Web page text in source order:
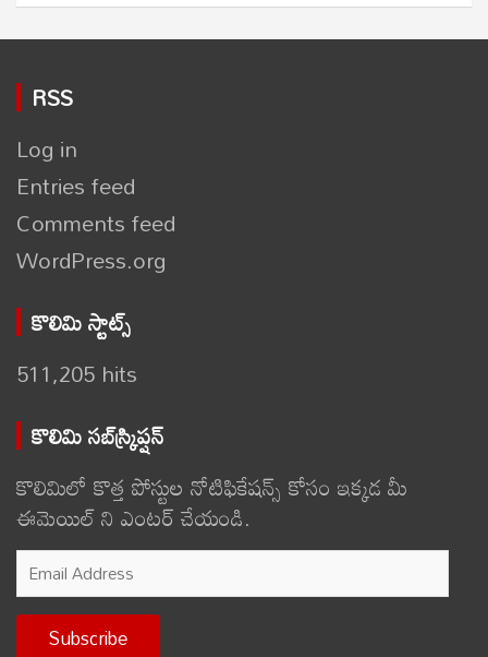
RSS
Log in
Entries feed
Comments feed
WordPress.org
కొలిమి స్టాట్స్
511,205 hits
కొలిమి సబ్‌స్క్రిప్షన్
కొలిమిలో కొత్త పోస్టుల నోటిఫికేషన్స్ కోసం ఇక్కడ మీ
ఈమెయిల్ ని ఎంటర్ చేయండి.
Email
Address
Subscribe